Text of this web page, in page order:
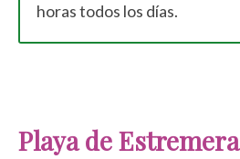
horas todos los días.
Playa de Estremera